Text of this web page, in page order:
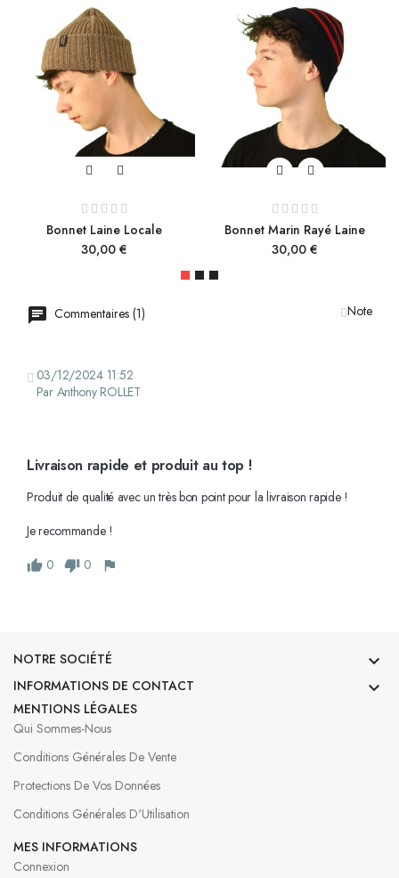
Bonnet Laine Locale
Prix
30,00 €
Bonnet Marin Rayé Laine
Prix
30,00 €
Commentaires (1) Note
03/12/2024 11:52
Par Anthony ROLLET
Livraison rapide et produit au top !
Produit de qualité avec un très bon point pour la livraison rapide !
Je recommande !
0
0
NOTRE SOCIÉTÉ 
INFORMATIONS DE CONTACT 
MENTIONS LÉGALES
Qui Sommes-Nous
Conditions Générales De Vente
Protections De Vos Données
Conditions Générales D'Utilisation
MES INFORMATIONS
Connexion